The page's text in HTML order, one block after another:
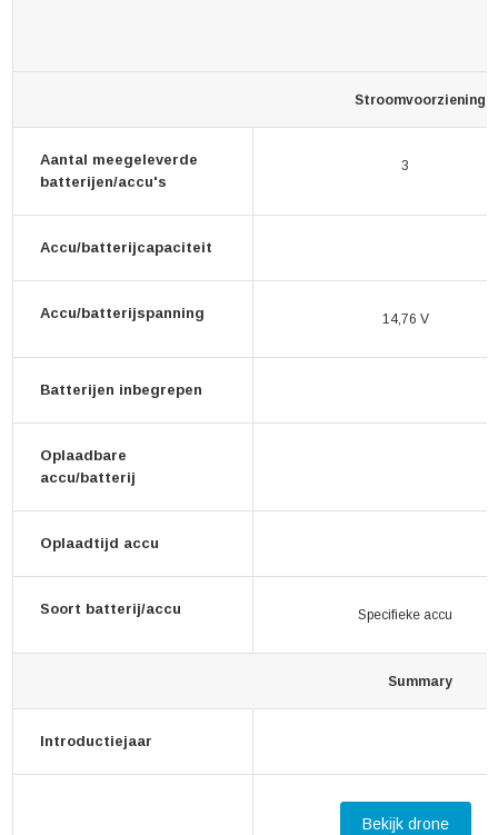
Stroomvoorziening
Aantal meegeleverde
batterijen/accu's
3
Accu/batterijcapaciteit
Accu/batterijspanning 14,76 V
Batterijen inbegrepen
Oplaadbare
accu/batterij
Oplaadtijd accu
Soort batterij/accu Specifieke accu
Summary
Introductiejaar
Bekijk drone